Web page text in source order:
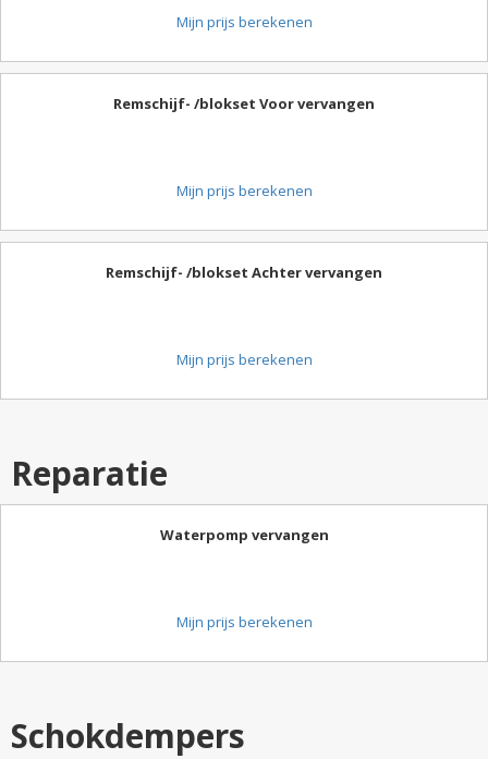
Mijn prijs berekenen
Remschijf- /blokset Voor vervangen
Mijn prijs berekenen
Remschijf- /blokset Achter vervangen
Mijn prijs berekenen
Reparatie
Waterpomp vervangen
Mijn prijs berekenen
Schokdempers